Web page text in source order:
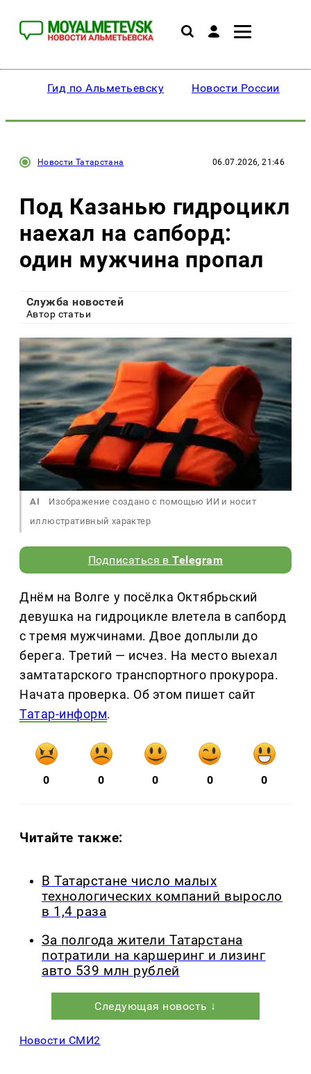
Гид по Альметьевску Новости России
Новости Татарстана 06.07.2026, 21:46
Под Казанью гидроцикл
наехал на сапборд:
один мужчина пропал
Служба новостей
Автор статьи
AI
Изображение создано с помощью ИИ и носит
иллюстративный характер
Подписаться вTelegram
Днём на Волге у посёлка Октябрьский
девушка на гидроцикле влетела в сапборд
с тремя мужчинами. Двое доплыли до
берега. Третий — исчез. На место выехал
замтатарского транспортного прокурора.
Начата проверка. Об этом пишет сайт
Татар-информ.
0 0 0 0 0
Читайте также:
В Татарстане число малых
технологических компаний выросло
в 1,4 раза
За полгода жители Татарстана
потратили на каршеринг и лизинг
авто 539 млн рублей
Следующая новость ↓
Новости СМИ2